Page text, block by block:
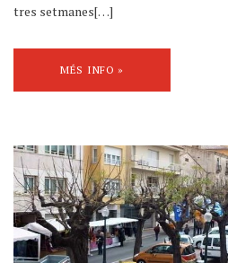
tres setmanes[…]
MÉS INFO »